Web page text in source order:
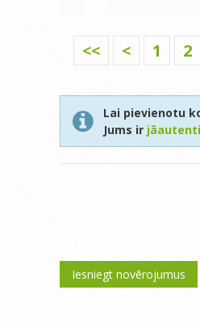
<< < 1 2
Lai pievienotu
Jums ir
Iesniegt novērojumus